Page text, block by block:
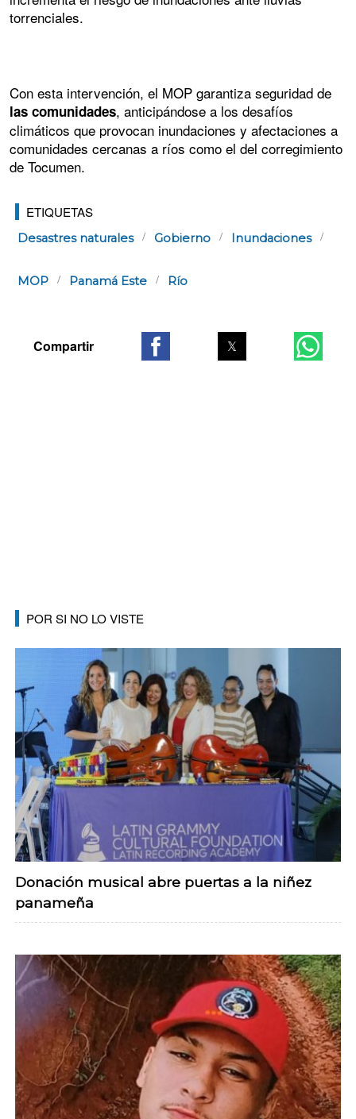
torrenciales.
Con esta intervención, el MOP garantiza seguridad de
las comunidades, anticipándose a los desafíos
climáticos que provocan inundaciones y afectaciones a
comunidades cercanas a ríos como el del corregimiento
de Tocumen.
ETIQUETAS
Desastres naturales Gobierno Inundaciones
MOP Panamá Este Río
POR SI NO LO VISTE
Donación musical abre puertas a la niñez
panameña